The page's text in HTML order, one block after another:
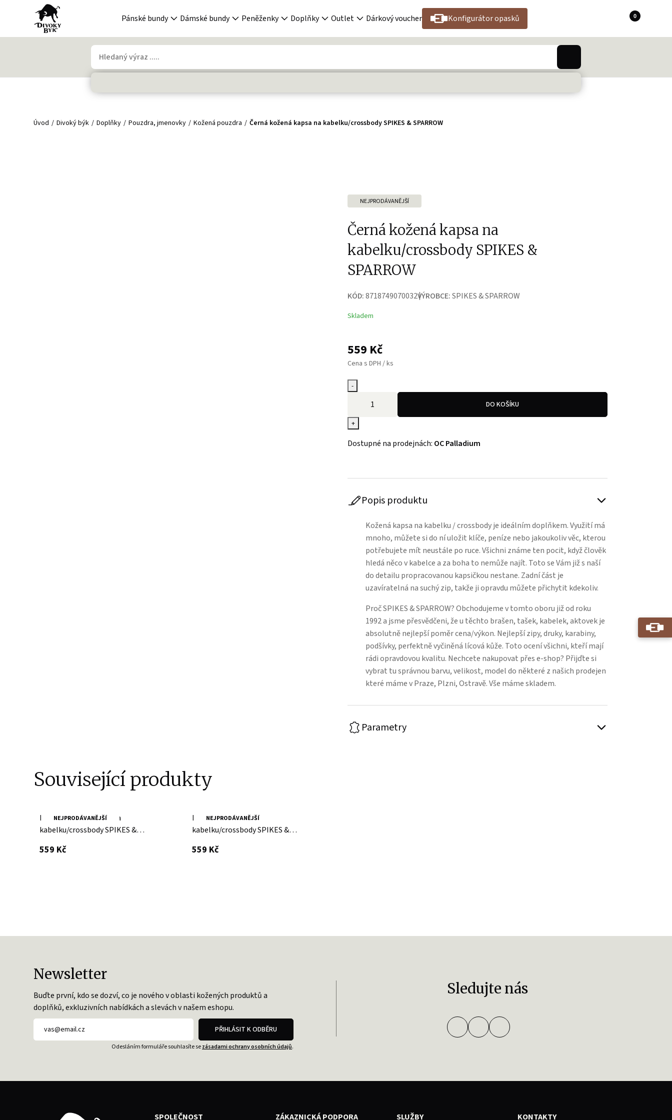
Pánské bundy Dámské bundy Peněženky Doplňky Outlet Dárkový voucher Konfigurátor opasků 0
Úvod Divoký býk Doplňky Pouzdra, jmenovky Kožená pouzdra Černá kožená kapsa na kabelku/crossbody SPIKES & SPARROW
NEJPRODÁVANĚJŠÍ
Černá kožená kapsa na
kabelku/crossbody SPIKES &
SPARROW
KÓD:8718749070032VÝROBCE:SPIKES & SPARROW
Skladem
559 Kč
Cena s DPH / ks
-
+
DO KOŠÍKU
Dostupné na prodejnách: OC Palladium
Popis produktu
Kožená kapsa na kabelku / crossbody je ideálním doplňkem. Využití má
mnoho, můžete si do ní uložit klíče, peníze nebo jakoukoliv věc, kterou
potřebujete mít neustále po ruce. Všichni známe ten pocit, když člověk
hledá něco v kabelce a za boha to nemůže najít. Toto se Vám již s naší
do detailu propracovanou kapsičkou nestane. Zadní část je
uzavíratelná na suchý zip, takže ji opravdu můžete přichytit kdekoliv.
Proč SPIKES & SPARROW? Obchodujeme v tomto oboru již od roku
1992 a jsme přesvědčeni, že u těchto brašen, tašek, kabelek, aktovek je
absolutně nejlepší poměr cena/výkon. Nejlepší zipy, druky, karabiny,
podšívky, perfektně vyčiněná lícová kůže. Toto ocení všichni, kteří mají
rádi opravdovou kvalitu. Nechcete nakupovat přes e-shop? Přijďte si
vybrat tu správnou barvu, velikost, model do některé z našich prodejen
které máme v Praze, Plzni, Ostravě. Vše máme skladem.
Parametry
Související produkty
NEJPRODÁVANĚJŠÍ
Brandy kožená kapsa na
kabelku/crossbody SPIKES &
559 Kčs DPH
NEJPRODÁVANĚJŠÍ
Hnědá kožená kapsa na
kabelku/crossbody SPIKES &
559 Kčs DPH
Newsletter
Buďte první, kdo se dozví, co je nového v oblasti kožených produktů a
doplňků, exkluzivních nabídkách a slevách v našem eshopu.
PŘIHLÁSIT K ODBĚRU
Odesláním formuláře souhlasíte sezásadami ochrany osobních údajů.
Sledujte nás
SPOLEČNOST ZÁKAZNICKÁ PODPORA SLUŽBY KONTAKTY